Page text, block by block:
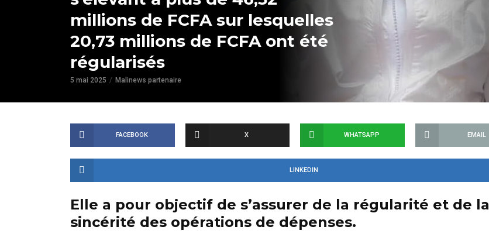
millions de FCFA sur lesquelles
20,73 millions de FCFA ont été
régularisés
5 mai 2025 Malinews partenaire
FACEBOOK X WHATSAPP EMAIL
LINKEDIN
Elle a pour objectif de s’assurer de la régularité et de la
sincérité des opérations de dépenses.